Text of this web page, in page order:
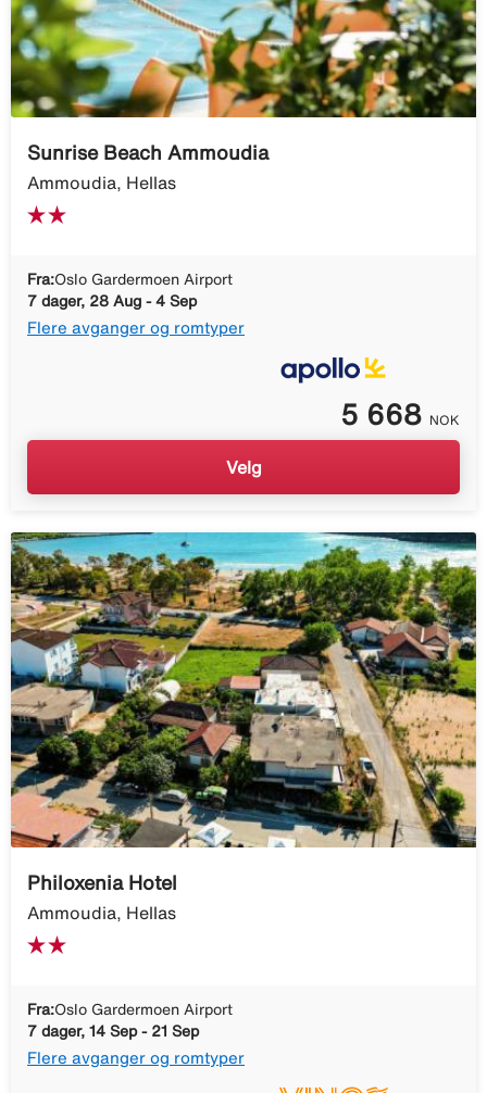
Sunrise Beach Ammoudia
Ammoudia, Hellas
Fra:Oslo Gardermoen Airport
7 dager, 28 Aug - 4 Sep
Flere avganger og romtyper
5 668 NOK
Velg
Philoxenia Hotel
Ammoudia, Hellas
Fra:Oslo Gardermoen Airport
7 dager, 14 Sep - 21 Sep
Flere avganger og romtyper